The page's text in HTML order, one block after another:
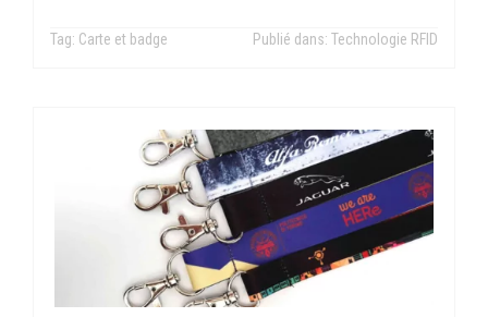
Tag: Carte et badge Publié dans: Technologie RFID